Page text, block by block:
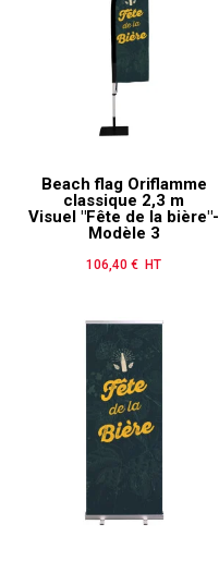
Beach flag Oriflamme
classique 2,3 m
Visuel "Fête de la bière"-
Modèle 3
Prix
106,40 € HT